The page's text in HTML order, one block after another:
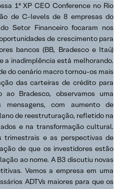
1ª XP CEO Conference no Rio
de C-levels de 8 empresas do
Setor Financeiro focaram nos
de crescimento para
bancos (BB, Bradesco e Itaú)
a inadimplência está melhorando.
do cenário macro tornou-os mais
das carteiras de crédito para
ao Bradesco, observamos uma
mensagens, com aumento de
de reestruturação, refletido na
e na transformação cultural.
trimestrais e as perspectivas de
de que os investidores estão
ao nome. A B3 discutiu novas
Vemos a empresa em uma
ADTVs maiores para que os